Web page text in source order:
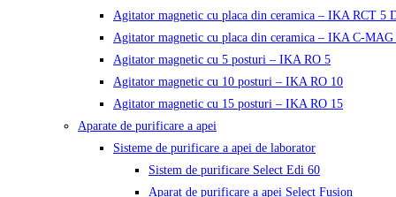
Agitator magnetic cu placa din ceramica – IKA RCT 5
Agitator magnetic cu placa din ceramica – IKA C-MAG
Agitator magnetic cu 5 posturi – IKA RO 5
Agitator magnetic cu 10 posturi – IKA RO 10
Agitator magnetic cu 15 posturi – IKA RO 15
Aparate de purificare a apei
Sisteme de purificare a apei de laborator
Sistem de purificare Select Edi 60
Aparat de purificare a apei Select Fusion